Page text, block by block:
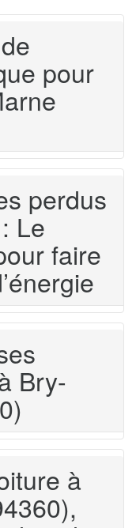
pour
perdus
Le
faire
Bry-
à